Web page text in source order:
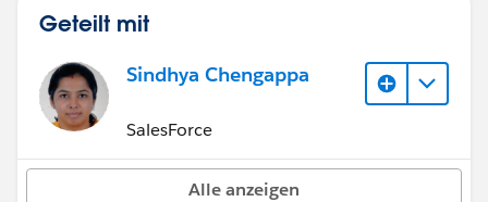
Geteilt mit
Sindhya Chengappa
SalesForce
Alle anzeigen